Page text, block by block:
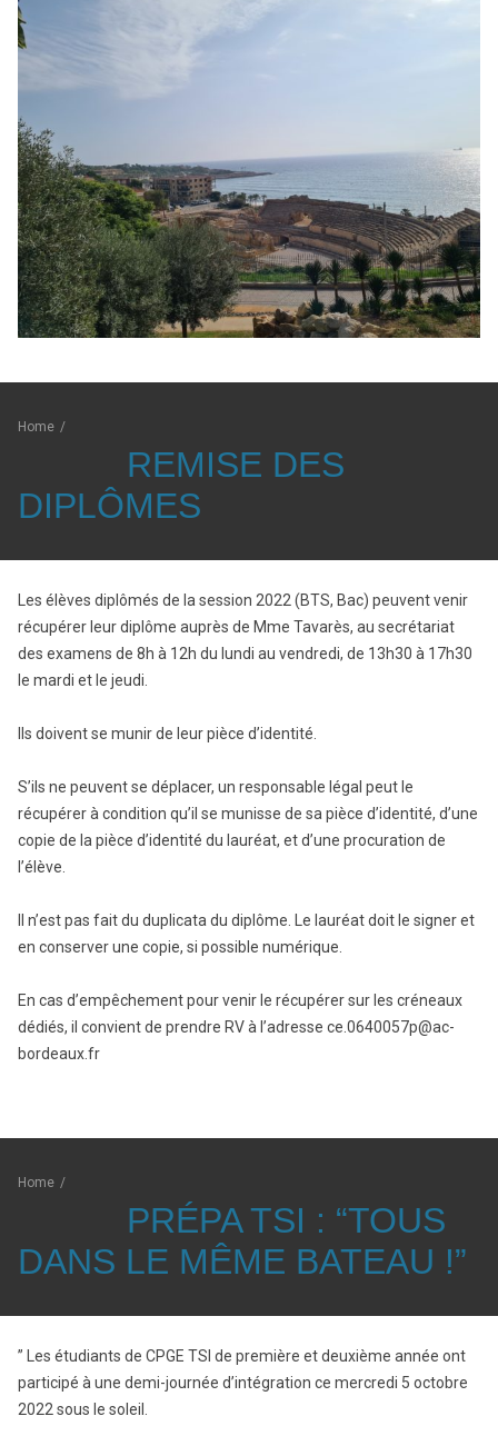
Home /
REMISE DES
DIPLÔMES
Les élèves diplômés de la session 2022 (BTS, Bac) peuvent venir
récupérer leur diplôme auprès de Mme Tavarès, au secrétariat
des examens de 8h à 12h du lundi au vendredi, de 13h30 à 17h30
le mardi et le jeudi.
Ils doivent se munir de leur pièce d’identité.
S’ils ne peuvent se déplacer, un responsable légal peut le
récupérer à condition qu’il se munisse de sa pièce d’identité, d’une
copie de la pièce d’identité du lauréat, et d’une procuration de
l’élève.
Il n’est pas fait du duplicata du diplôme. Le lauréat doit le signer et
en conserver une copie, si possible numérique.
En cas d’empêchement pour venir le récupérer sur les créneaux
dédiés, il convient de prendre RV à l’adresse ce.0640057p@ac-
bordeaux.fr
Home /
PRÉPA TSI : “TOUS
DANS LE MÊME BATEAU !”
” Les étudiants de CPGE TSI de première et deuxième année ont
participé à une demi-journée d’intégration ce mercredi 5 octobre
2022 sous le soleil.